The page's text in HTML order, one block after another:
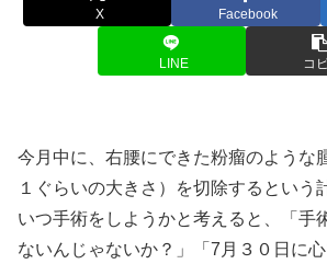
X Facebook
LINE コ
今月中に、右腰にできた粉瘤のような
１ぐらいの大きさ）を切除するという
いつ手術をしようかと考えると、「手
ないんじゃないか？」「7月３０日に